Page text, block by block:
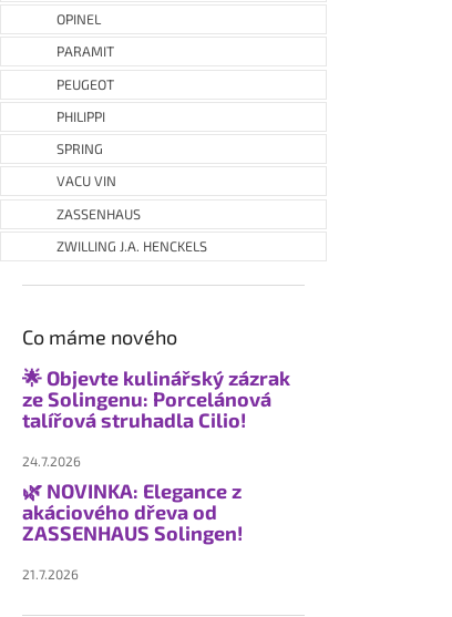
OPINEL
PARAMIT
PEUGEOT
PHILIPPI
SPRING
VACU VIN
ZASSENHAUS
ZWILLING J.A. HENCKELS
Co máme nového
🌟 Objevte kulinářský zázrak
ze Solingenu: Porcelánová
talířová struhadla Cilio!
24.7.2026
🌿 NOVINKA: Elegance z
akáciového dřeva od
ZASSENHAUS Solingen!
21.7.2026